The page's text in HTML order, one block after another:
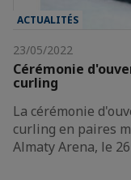
ACTUALITÉS
23/05/2022
Cérémonie
curling
La cérémonie
curling en paires
Almaty Arena, le